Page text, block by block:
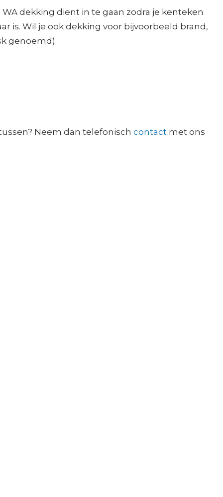
dekking dient in te gaan zodra je kenteken
is. Wil je ook dekking voor bijvoorbeeld brand,
genoemd)
Neem dan telefonisch contact met ons